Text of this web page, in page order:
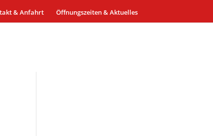
& Anfahrt Öffnungszeiten & Aktuelles